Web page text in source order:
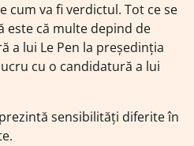
cum va fi verdictul. Tot ce se
este că multe depind de
a lui Le Pen la președinția
cu o candidatură a lui
sensibilități diferite în